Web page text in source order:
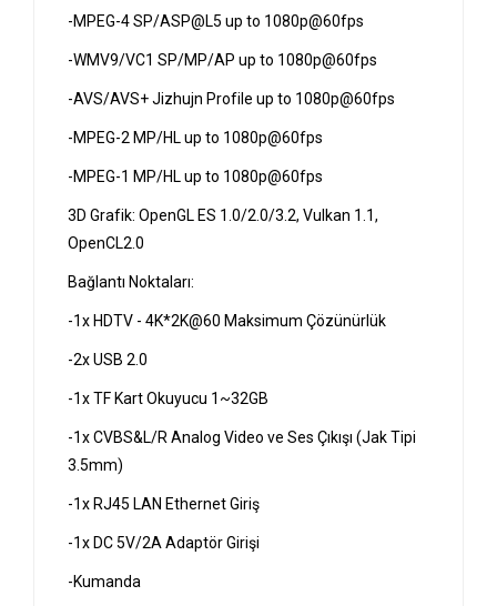
-MPEG-4 SP/ASP@L5 up to 1080p@60fps
-WMV9/VC1 SP/MP/AP up to 1080p@60fps
-AVS/AVS+ Jizhujn Profile up to 1080p@60fps
-MPEG-2 MP/HL up to 1080p@60fps
-MPEG-1 MP/HL up to 1080p@60fps
3D Grafik: OpenGL ES 1.0/2.0/3.2, Vulkan 1.1,
OpenCL2.0
Bağlantı Noktaları:
-1x HDTV - 4K*2K@60 Maksimum Çözünürlük
-2x USB 2.0
-1x TF Kart Okuyucu 1~32GB
-1x CVBS&L/R Analog Video ve Ses Çıkışı (Jak Tipi
3.5mm)
-1x RJ45 LAN Ethernet Giriş
-1x DC 5V/2A Adaptör Girişi
-Kumanda